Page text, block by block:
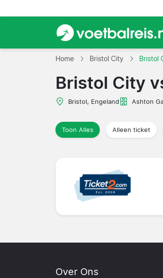
Home Bristol City Bristol
Bristol City
Bristol, Engeland Ashton
Toon Alles Alleen ticket
Over Ons